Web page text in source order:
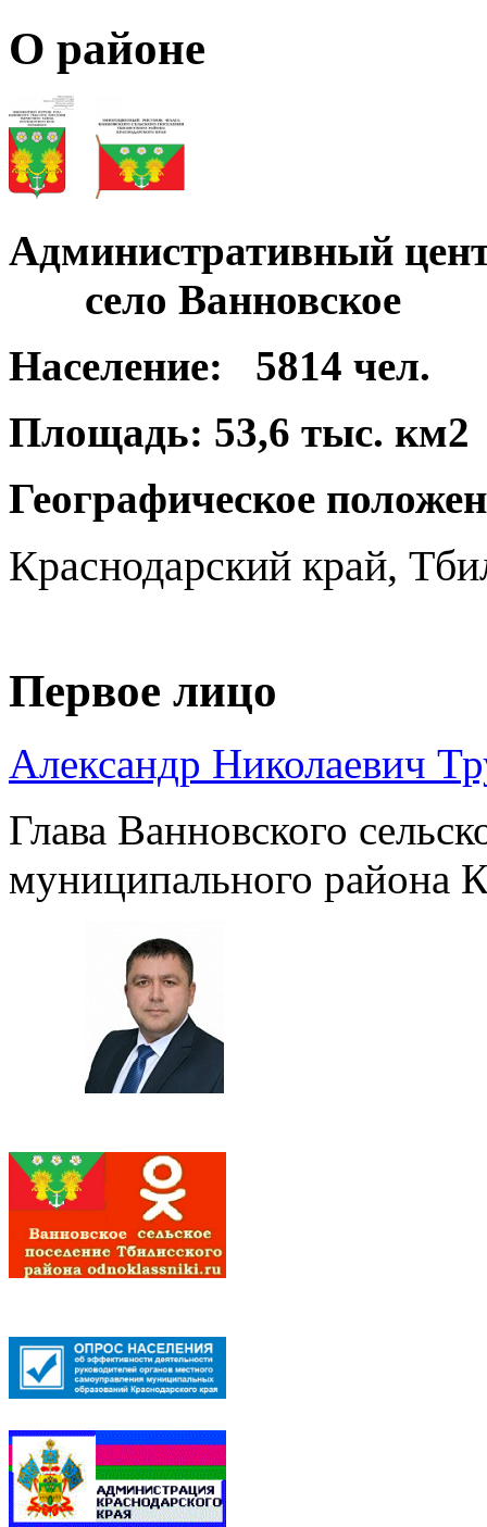
О районе
Административный
село Ванновское
Население:
5814 чел.
Площадь: 53,6 тыс. км2
Географическое
Краснодарский край,
Первое лицо
Александр Николаевич
Глава Ванновского
муниципального района